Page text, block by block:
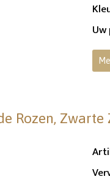
Uw
Rozen,